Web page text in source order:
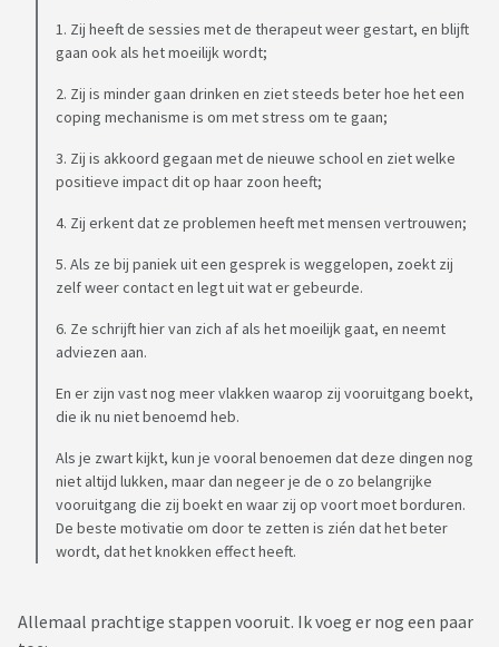
1. Zij heeft de sessies met de therapeut weer gestart, en blijft
gaan ook als het moeilijk wordt;
2. Zij is minder gaan drinken en ziet steeds beter hoe het een
coping mechanisme is om met stress om te gaan;
3. Zij is akkoord gegaan met de nieuwe school en ziet welke
positieve impact dit op haar zoon heeft;
4. Zij erkent dat ze problemen heeft met mensen vertrouwen;
5. Als ze bij paniek uit een gesprek is weggelopen, zoekt zij
zelf weer contact en legt uit wat er gebeurde.
6. Ze schrijft hier van zich af als het moeilijk gaat, en neemt
adviezen aan.
En er zijn vast nog meer vlakken waarop zij vooruitgang boekt,
die ik nu niet benoemd heb.
Als je zwart kijkt, kun je vooral benoemen dat deze dingen nog
niet altijd lukken, maar dan negeer je de o zo belangrijke
vooruitgang die zij boekt en waar zij op voort moet borduren.
De beste motivatie om door te zetten is zién dat het beter
wordt, dat het knokken effect heeft.
Allemaal prachtige stappen vooruit. Ik voeg er nog een paar